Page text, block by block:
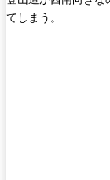
てしまう。